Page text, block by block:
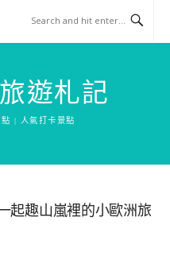
遊札記
| 人氣打卡景點
起趣山嵐裡的小歐洲旅